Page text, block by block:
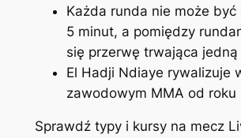
Każda runda nie może być
5 minut, a pomiędzy
się przerwę trwająca jedną
El Hadji Ndiaye rywalizuje
zawodowym MMA od roku
Sprawdź typy i kursy na mecz